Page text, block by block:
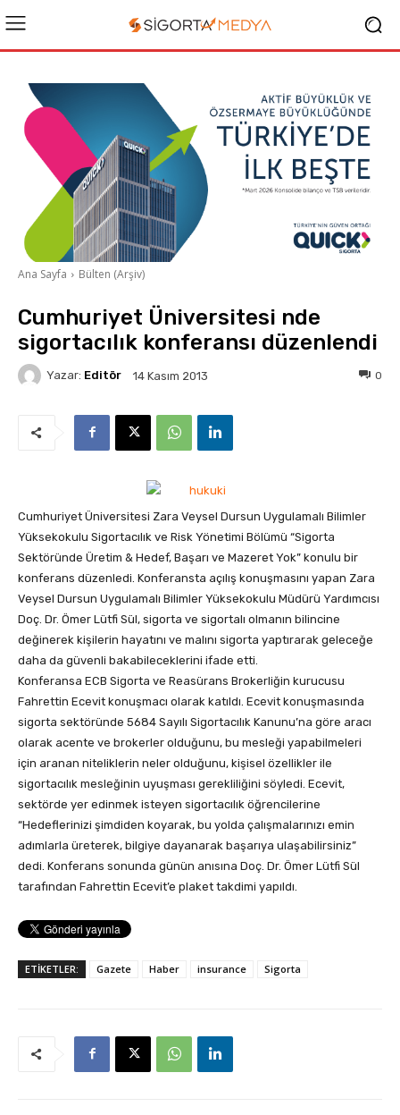
Ana Sayfa Bülten (Arşiv)
Cumhuriyet Üniversitesi nde
sigortacılık konferansı düzenlendi
Yazar: Editör 14 Kasım 2013 0
Cumhuriyet Üniversitesi Zara Veysel Dursun Uygulamalı Bilimler
Yüksekokulu Sigortacılık ve Risk Yönetimi Bölümü “Sigorta
Sektöründe Üretim & Hedef, Başarı ve Mazeret Yok” konulu bir
konferans düzenledi. Konferansta açılış konuşmasını yapan Zara
Veysel Dursun Uygulamalı Bilimler Yüksekokulu Müdürü Yardımcısı
Doç. Dr. Ömer Lütfi Sül, sigorta ve sigortalı olmanın bilincine
değinerek kişilerin hayatını ve malını sigorta yaptırarak geleceğe
daha da güvenli bakabileceklerini ifade etti.
Konferansa ECB Sigorta ve Reasürans Brokerliğin kurucusu
Fahrettin Ecevit konuşmacı olarak katıldı. Ecevit konuşmasında
sigorta sektöründe 5684 Sayılı Sigortacılık Kanunu’na göre aracı
olarak acente ve brokerler olduğunu, bu mesleği yapabilmeleri
için aranan niteliklerin neler olduğunu, kişisel özellikler ile
sigortacılık mesleğinin uyuşması gerekliliğini söyledi. Ecevit,
sektörde yer edinmek isteyen sigortacılık öğrencilerine
“Hedeflerinizi şimdiden koyarak, bu yolda çalışmalarınızı emin
adımlarla üreterek, bilgiye dayanarak başarıya ulaşabilirsiniz”
dedi. Konferans sonunda günün anısına Doç. Dr. Ömer Lütfi Sül
tarafından Fahrettin Ecevit’e plaket takdimi yapıldı.
ETİKETLER: Gazete Haber insurance Sigorta